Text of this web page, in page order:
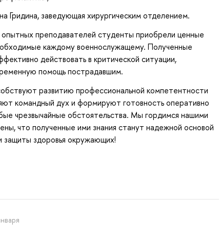
Гридина, заведующая хирургическим отделением.
преподавателей студенты приобрели ценные
каждому военнослужащему. Полученные
действовать в критической ситуации,
помощь пострадавшим.
развитию профессиональной компетентности
командный дух и формируют готовность оперативно
чрезвычайные обстоятельства. Мы гордимся нашими
что полученные ими знания станут надежной основой
здоровья окружающих!